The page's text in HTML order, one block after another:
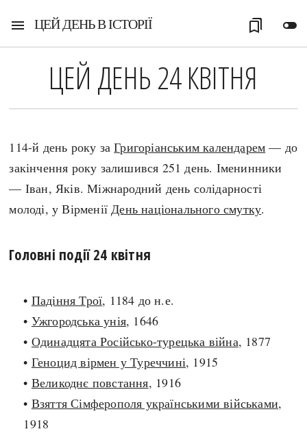
menu ЦЕЙ ДЕНЬ В ІСТОРІЇ toggle_off
bookmarks
search
СЬОГОДНІ
ЦЕЙ ДЕНЬ 24 КВІТНЯ
114-й день року заГригоріанським календарем — до
закінчення року залишився 251 день. Іменинники
— Іван, Яків. Міжнародний день солідарності
молоді, у ВірменіїДень національного смутку.
Головні події 24 квітня
• Падіння Трої, 1184 до н.е.
• Ужгородська унія, 1646
• Одинадцята Російсько-турецька війна, 1877
• Геноцид вірмен у Туреччині, 1915
• Великоднє повстання, 1916
• Взяття Сімферополя українськими військами,
1918